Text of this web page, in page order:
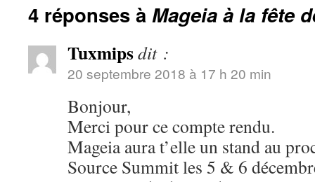
4 réponses à Mageia à la fête
Tuxmipsdit :
20 septembre 2018 à 17 h 20 min
Bonjour,
Merci pour ce compte rendu.
Mageia aura t’elle un stand au
Source Summit les 5 & 6